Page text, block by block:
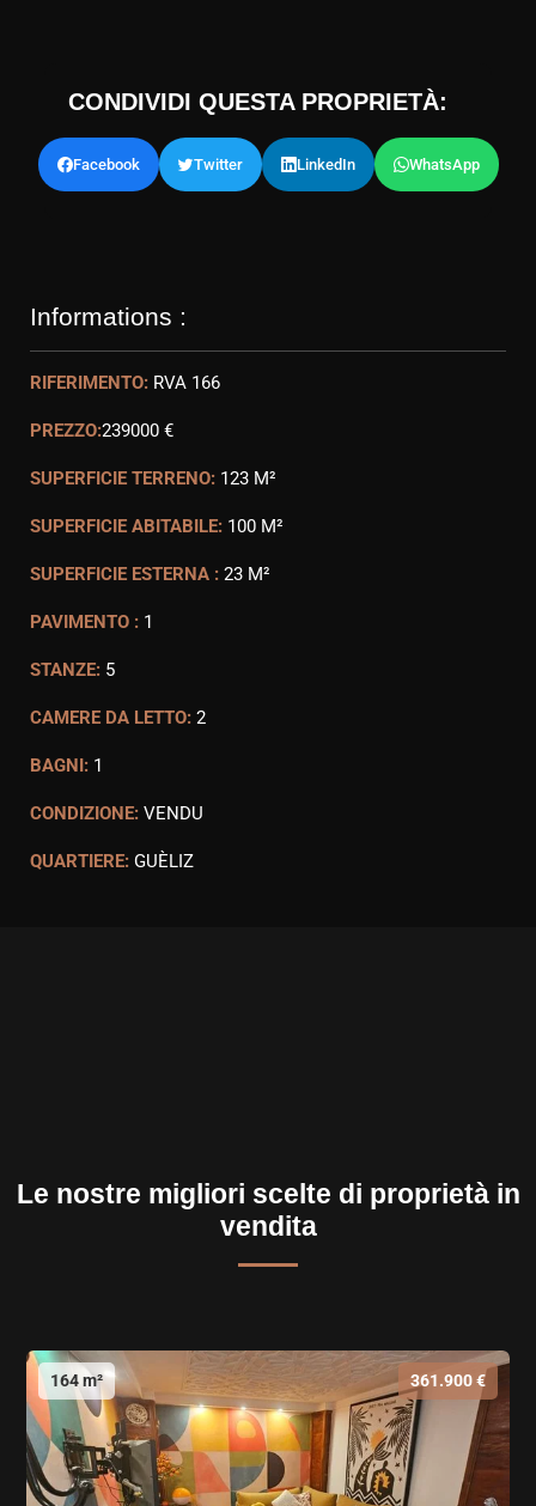
CONDIVIDI QUESTA PROPRIETÀ:
Facebook Twitter LinkedIn WhatsApp
Informations :
RIFERIMENTO: RVA 166
PREZZO:239000 €
SUPERFICIE TERRENO: 123 M²
SUPERFICIE ABITABILE: 100 M²
SUPERFICIE ESTERNA : 23 M²
PAVIMENTO : 1
STANZE: 5
CAMERE DA LETTO: 2
BAGNI: 1
CONDIZIONE: VENDU
QUARTIERE: GUÈLIZ
Le nostre migliori scelte di proprietà in
vendita
164 m² 361.900 €